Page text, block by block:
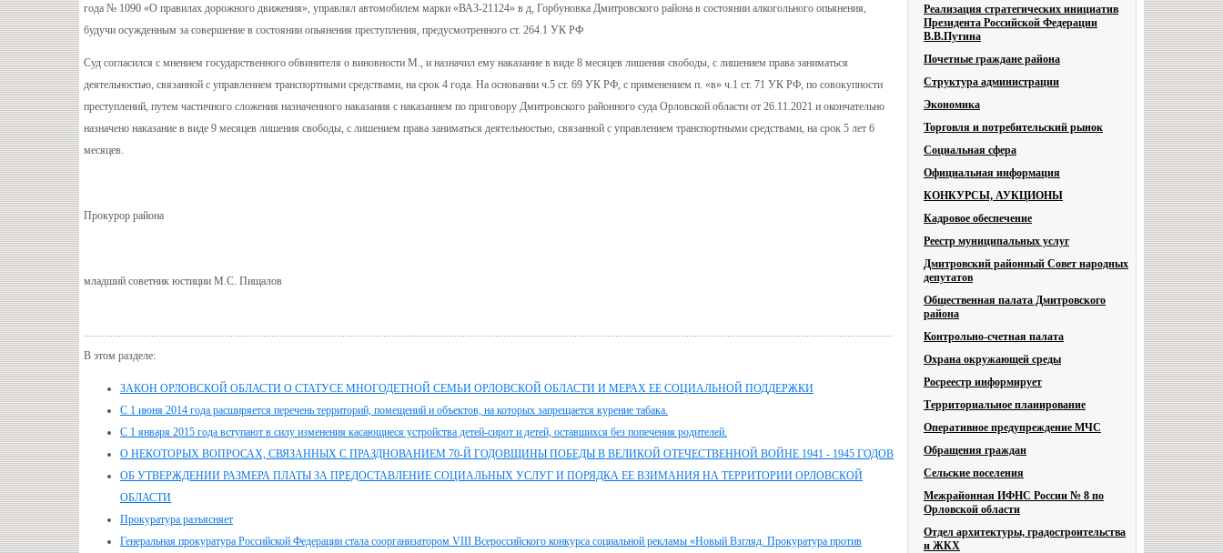
года № 1090 «О правилах дорожного движения», управлял автомобилем марки «ВАЗ-21124» в д, Горбуновка Дмитровского района в состоянии алкогольного опьянения,
будучи осужденным за совершение в состоянии опьянения преступления, предусмотренного ст. 264.1 УК РФ
Суд согласился с мнением государственного обвинителя о виновности М., и назначил ему наказание в виде 8 месяцев лишения свободы, с лишением права заниматься
деятельностью, связанной с управлением транспортными средствами, на срок 4 года. На основании ч.5 ст. 69 УК РФ, с применением п. «в» ч.1 ст. 71 УК РФ, по совокупности
преступлений, путем частичного сложения назначенного наказания с наказанием по приговору Дмитровского районного суда Орловской области от 26.11.2021 и окончательно
назначено наказание в виде 9 месяцев лишения свободы, с лишением права заниматься деятельностью, связанной с управлением транспортными средствами, на срок 5 лет 6
месяцев.
Прокурор района
младший советник юстиции М.С. Пищалов
В этом разделе:
ЗАКОН ОРЛОВСКОЙ ОБЛАСТИ О СТАТУСЕ МНОГОДЕТНОЙ СЕМЬИ ОРЛОВСКОЙ ОБЛАСТИ И МЕРАХ ЕЕ СОЦИАЛЬНОЙ ПОДДЕРЖКИ
С 1 июня 2014 года расширяется перечень территорий, помещений и объектов, на которых запрещается курение табака.
С 1 января 2015 года вступают в силу изменения касающиеся устройства детей-сирот и детей, оставшихся без попечения родителей.
О НЕКОТОРЫХ ВОПРОСАХ, СВЯЗАННЫХ С ПРАЗДНОВАНИЕМ 70-Й ГОДОВЩИНЫ ПОБЕДЫ В ВЕЛИКОЙ ОТЕЧЕСТВЕННОЙ ВОЙНЕ 1941 - 1945 ГОДОВ
ОБ УТВЕРЖДЕНИИ РАЗМЕРА ПЛАТЫ ЗА ПРЕДОСТАВЛЕНИЕ СОЦИАЛЬНЫХ УСЛУГ И ПОРЯДКА ЕЕ ВЗИМАНИЯ НА ТЕРРИТОРИИ ОРЛОВСКОЙ
ОБЛАСТИ
Прокуратура разъясняет
Генеральная прокуратура Российской Федерации стала соорганизатором VIII Всероссийского конкурса социальной рекламы «Новый Взгляд. Прокуратура против
Реализация стратегических инициатив
Президента Российской Федерации
В.В.Путина
Почетные граждане района
Структура администрации
Экономика
Торговля и потребительский рынок
Социальная сфера
Официальная информация
КОНКУРСЫ, АУКЦИОНЫ
Кадровое обеспечение
Реестр муниципальных услуг
Дмитровский районный Совет народных
депутатов
Общественная палата Дмитровского
района
Контрольно-счетная палата
Охрана окружающей среды
Росреестр информирует
Территориальное планирование
Оперативное предупреждение МЧС
Обращения граждан
Сельские поселения
Межрайонная ИФНС России № 8 по
Орловской области
Отдел архитектуры, градостроительства
и ЖКХ